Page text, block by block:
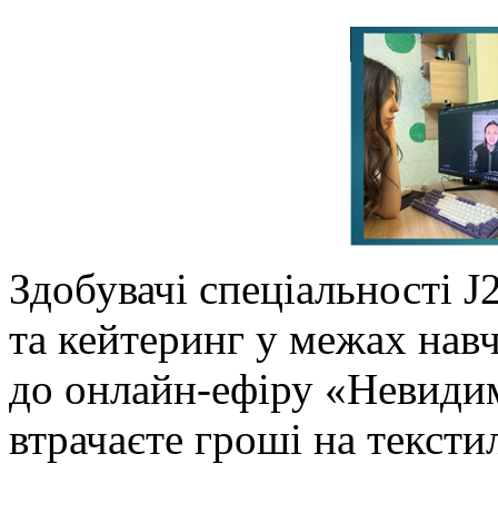
Здобувачі спеціальності
та кейтеринг у межах
до онлайн-ефіру
втрачаєте гроші на